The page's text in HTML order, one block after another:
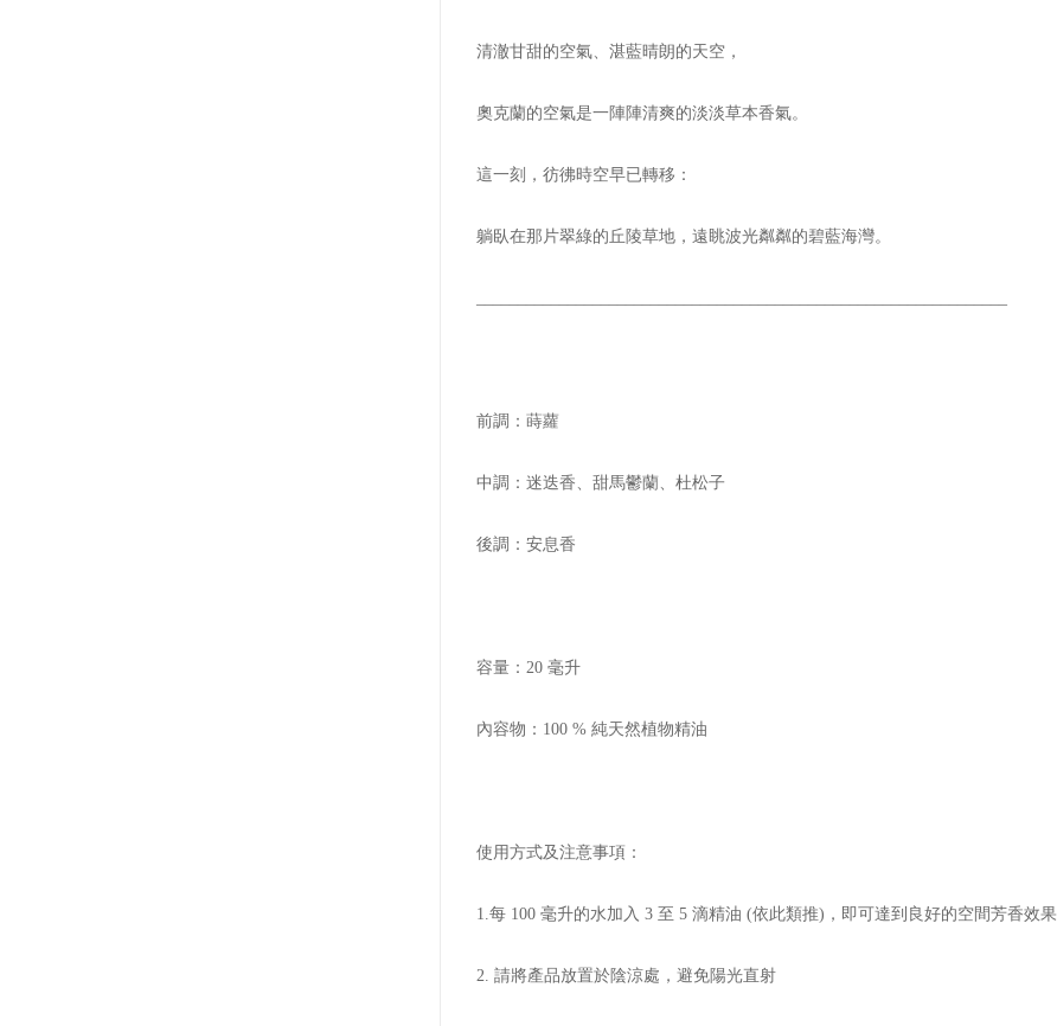
清澈甘甜的空氣、湛藍晴朗的天空，
奧克蘭的空氣是一陣陣清爽的淡淡草本香氣。
這一刻，彷彿時空早已轉移：
躺臥在那片翠綠的丘陵草地，遠眺波光粼粼的碧藍海灣。
前調：蒔蘿
中調：迷迭香、甜馬鬱蘭、杜松子
後調：安息香
容量：20 毫升
內容物：100 % 純天然植物精油
使用方式及注意事項：
1.每 100 毫升的水加入 3 至 5 滴精油 (依此類推)，即可達到良好的空間芳香效果
2. 請將產品放置於陰涼處，避免陽光直射